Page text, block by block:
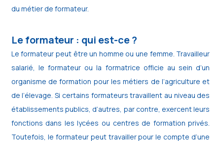
du métier de formateur.
Le formateur : qui est-ce ?
Le formateur peut être un homme ou une femme. Travailleur
salarié, le formateur ou la formatrice officie au sein d’un
organisme de formation pour les métiers de l’agriculture et
de l’élevage. Si certains formateurs travaillent au niveau des
établissements publics, d’autres, par contre, exercent leurs
fonctions dans les lycées ou centres de formation privés.
Toutefois, le formateur peut travailler pour le compte d’une